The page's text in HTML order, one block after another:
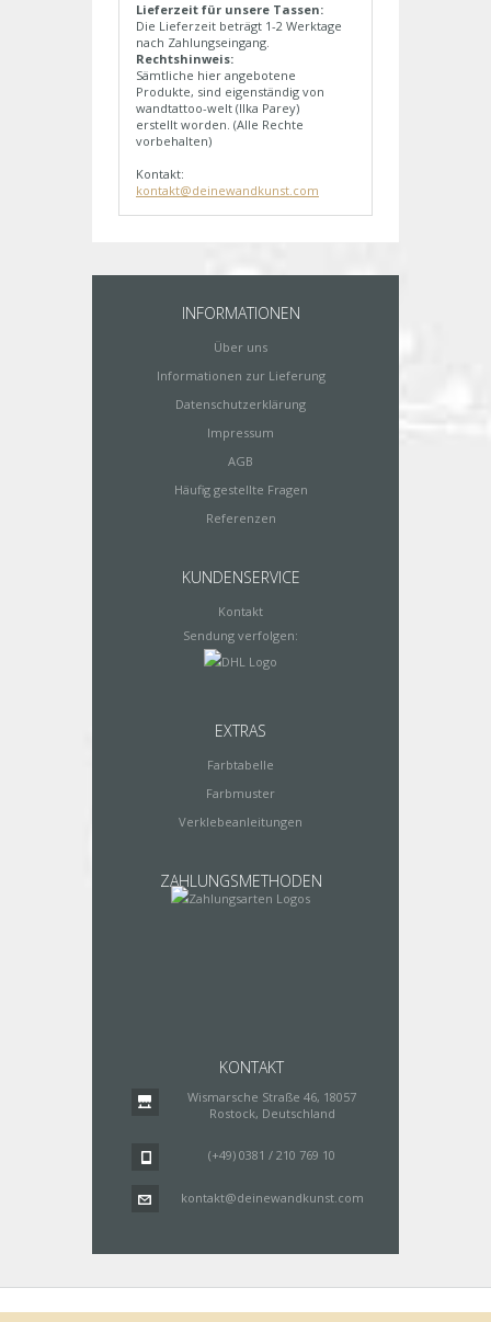
Lieferzeit für unsere Tassen:
Die Lieferzeit beträgt 1-2 Werktage
nach Zahlungseingang.
Rechtshinweis:
Sämtliche hier angebotene
Produkte, sind eigenständig von
wandtattoo-welt (Ilka Parey)
erstellt worden. (Alle Rechte
vorbehalten)
Kontakt:
kontakt@deinewandkunst.com
INFORMATIONEN
Über uns
Informationen zur Lieferung
Datenschutzerklärung
Impressum
AGB
Häufig gestellte Fragen
Referenzen
KUNDENSERVICE
Kontakt
Sendung verfolgen:
EXTRAS
Farbtabelle
Farbmuster
Verklebeanleitungen
ZAHLUNGSMETHODEN
KONTAKT
Wismarsche Straße 46, 18057
Rostock, Deutschland
(+49) 0381 / 210 769 10
kontakt@deinewandkunst.com